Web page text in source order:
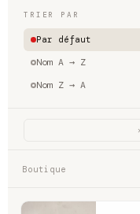
TRIER PAR
Par défaut
Nom A → Z
Nom Z → A
Boutique